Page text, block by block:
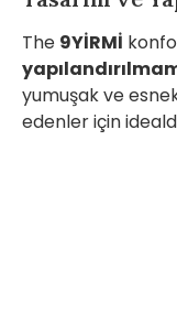
The 9YİRMİ
yumuşak ve
edenler için